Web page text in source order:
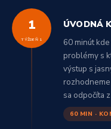
1
TÝŽDEŇ 1
ÚVODNÁ
60 minút
problémy s
výstup s
sa odpočíta
60 MIN ·